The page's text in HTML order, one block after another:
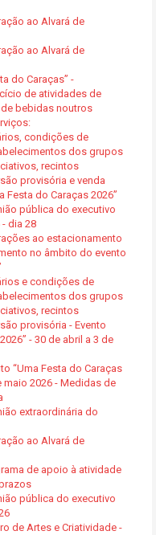
ao Alvará de
ao Alvará de
do Caraças” -
de atividades de
bebidas noutros
condições de
dos grupos
recintos
provisória e venda
Festa do Caraças 2026”
pública do executivo
dia 28
ao estacionamento
no âmbito do evento
e condições de
dos grupos
recintos
provisória - Evento
- 30 de abril a 3 de
“Uma Festa do Caraças
maio 2026 - Medidas de
extraordinária do
ao Alvará de
de apoio à atividade
pública do executivo
de Artes e Criatividade -